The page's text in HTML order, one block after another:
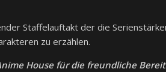
Staffelauftakt der die
zu erzählen.
House für die freundliche